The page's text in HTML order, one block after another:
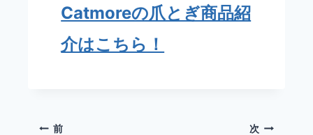
Catmoreの爪とぎ商品紹
介はこちら！
前 次